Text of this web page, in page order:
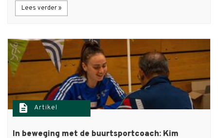
Lees verder »
description Artikel
In beweging met de buurtsportcoach: Kim